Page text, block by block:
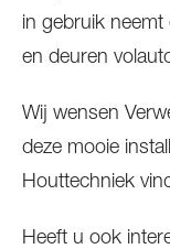
in gebruik
en deuren
Wij wensen
deze mooie
Houttechniek
Heeft u ook